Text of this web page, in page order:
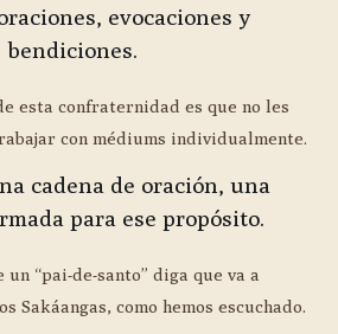
evocaciones y
bendiciones.
esta confraternidad es que no les
con médiums individualmente.
cadena de oración, una
para ese propósito.
“pai-de-santo” diga que va a
Sakáangas, como hemos escuchado.